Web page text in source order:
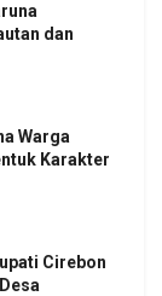
dan
Warga
Karakter
Cirebon